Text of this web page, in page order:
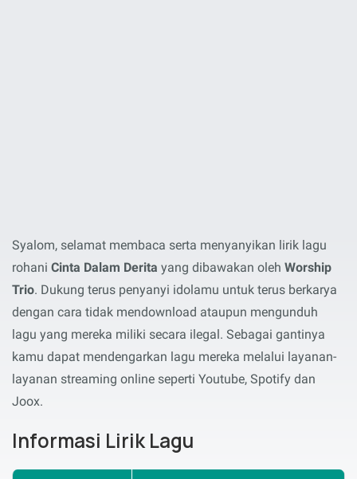
Syalom, selamat membaca serta menyanyikan lirik lagu
rohani Cinta Dalam Derita yang dibawakan oleh Worship
Trio. Dukung terus penyanyi idolamu untuk terus berkarya
dengan cara tidak mendownload ataupun mengunduh
lagu yang mereka miliki secara ilegal. Sebagai gantinya
kamu dapat mendengarkan lagu mereka melalui layanan-
layanan streaming online seperti Youtube, Spotify dan
Joox.
Informasi Lirik Lagu